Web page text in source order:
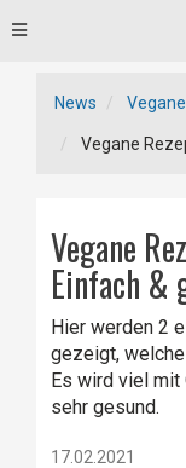
Toggle
News
Vegane
Vegane
Einfach &
Hier werden 2
gezeigt,
Es wird viel
sehr gesund.
17.02.2021